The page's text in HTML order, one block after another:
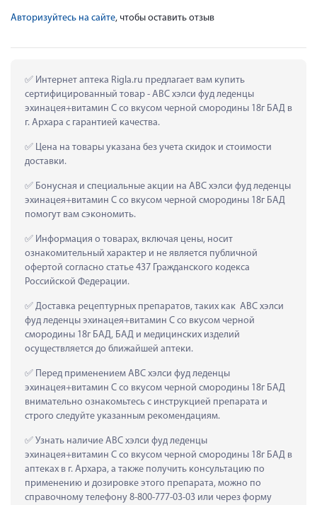
Авторизуйтесь на сайте, чтобы оставить отзыв
Интернет аптека Rigla.ru предлагает вам купить
сертифицированный товар - АВС хэлси фуд леденцы
эхинацея+витамин C со вкусом черной смородины 18г БАД в
г. Архара с гарантией качества.
Цена на товары указана без учета скидок и стоимости
доставки.
Бонусная и специальные акции на АВС хэлси фуд леденцы
эхинацея+витамин C со вкусом черной смородины 18г БАД
помогут вам сэкономить.
Информация о товарах, включая цены, носит
ознакомительный характер и не является публичной
офертой согласно статье 437 Гражданского кодекса
Российской Федерации.
Доставка рецептурных препаратов, таких как  АВС хэлси
фуд леденцы эхинацея+витамин C со вкусом черной
смородины 18г БАД, БАД и медицинских изделий
осуществляется до ближайшей аптеки.
Перед применением АВС хэлси фуд леденцы
эхинацея+витамин C со вкусом черной смородины 18г БАД
внимательно ознакомьтесь с инструкцией препарата и
строго следуйте указанным рекомендациям.
Узнать наличие АВС хэлси фуд леденцы
эхинацея+витамин C со вкусом черной смородины 18г БАД в
аптеках в г. Архара, а также получить консультацию по
применению и дозировке этого препарата, можно по
справочному телефону 8-800-777-03-03 или через форму